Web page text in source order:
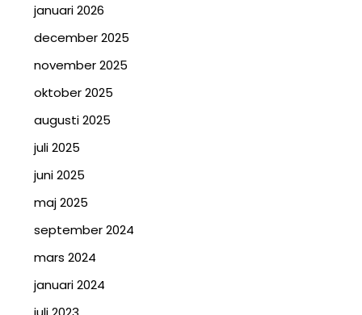
januari 2026
december 2025
november 2025
oktober 2025
augusti 2025
juli 2025
juni 2025
maj 2025
september 2024
mars 2024
januari 2024